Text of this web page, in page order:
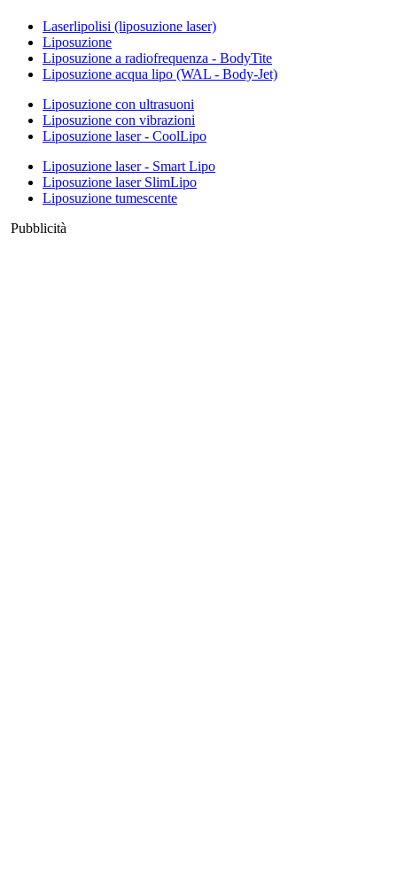
Laserlipolisi (liposuzione laser)
Liposuzione
Liposuzione a radiofrequenza - BodyTite
Liposuzione acqua lipo (WAL - Body-Jet)
Liposuzione con ultrasuoni
Liposuzione con vibrazioni
Liposuzione laser - CoolLipo
Liposuzione laser - Smart Lipo
Liposuzione laser SlimLipo
Liposuzione tumescente
Pubblicità